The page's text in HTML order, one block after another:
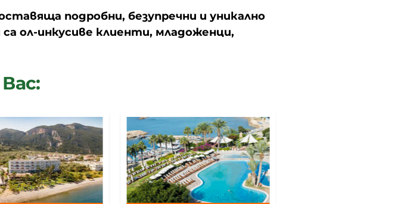
подробни, безупречни и уникално
ол-инкусиве клиенти, младоженци,